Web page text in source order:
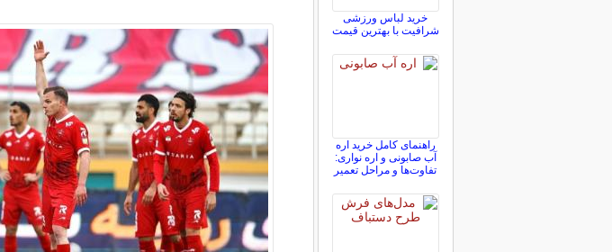
خرید لباس ورزشی
شرافیت با بهترین قیمت
راهنمای کامل خرید اره
آب صابونی و اره نواری:
تفاوت‌ها و مراحل تعمیر